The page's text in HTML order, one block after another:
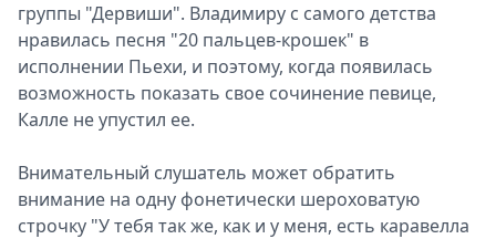
группы "Дервиши". Владимиру с самого детства
нравилась песня "20 пальцев-крошек" в
исполнении Пьехи, и поэтому, когда появилась
возможность показать свое сочинение певице,
Калле не упустил ее.
Внимательный слушатель может обратить
внимание на одну фонетически шероховатую
строчку "У тебя так же, как и у меня, есть каравелла